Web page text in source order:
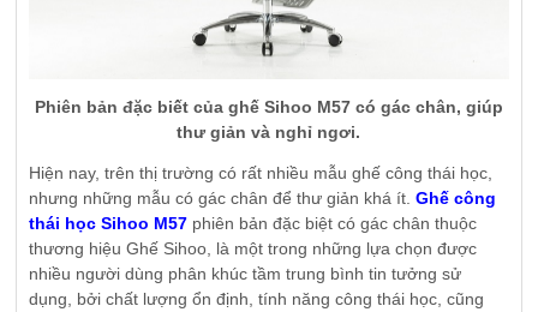
Phiên bản đặc biết của ghế Sihoo M57 có gác chân, giúp
thư giản và nghỉ ngơi.
Hiện nay, trên thị trường có rất nhiều mẫu ghế công thái học,
nhưng những mẫu có gác chân để thư giản khá ít.Ghế công
thái học Sihoo M57 phiên bản đặc biệt có gác chân thuộc
thương hiệu Ghế Sihoo, là một trong những lựa chọn được
nhiều người dùng phân khúc tầm trung bình tin tưởng sử
dụng, bởi chất lượng ổn định, tính năng công thái học, cũng